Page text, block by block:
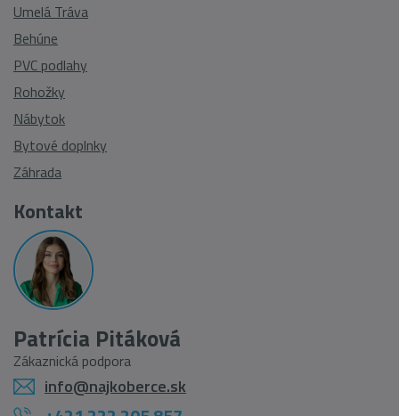
Umelá Tráva
Behúne
PVC podlahy
Rohožky
Nábytok
Bytové doplnky
Záhrada
Kontakt
Patrícia Pitáková
Zákaznická podpora
info@najkoberce.sk